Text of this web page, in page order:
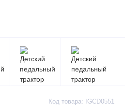
Код товара: IGCD0551